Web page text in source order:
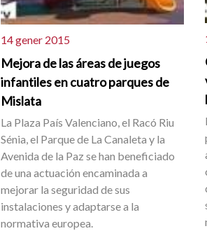
14 gener 2015
Mejora de las áreas de juegos
infantiles en cuatro parques de
Mislata
La Plaza País Valenciano, el Racó Riu
Sénia, el Parque de La Canaleta y la
Avenida de la Paz se han beneficiado
de una actuación encaminada a
mejorar la seguridad de sus
instalaciones y adaptarse a la
normativa europea.